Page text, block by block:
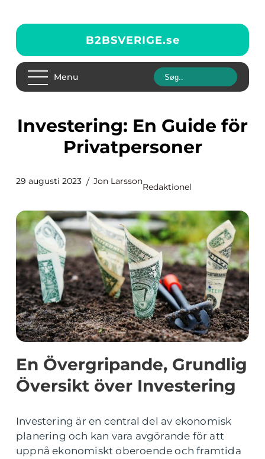
B2BSVERIGE.se
Menu
Investering: En Guide för
Privatpersoner
29 augusti 2023 Jon Larsson
Redaktionel
En Övergripande, Grundlig
Översikt över Investering
Investering är en central del av ekonomisk
planering och kan vara avgörande för att
uppnå ekonomiskt oberoende och framtida